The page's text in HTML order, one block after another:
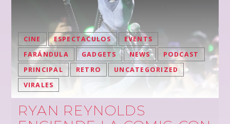
CINE ESPECTACULOS
EVENTS
FARÁNDULA
GADGETS NEWS
PODCAST
PRINCIPAL
RETRO
UNCATEGORIZED
VIRALES
RYAN REYNOLDS